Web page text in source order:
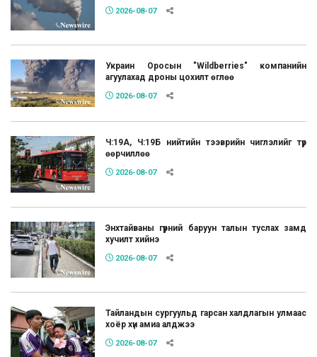
2026-08-07
Украин Оросын "Wildberries" компанийн
агуулахад дроны цохилт өглөө
2026-08-07
Ч:19А, Ч:19Б нийтийн тээврийн чиглэлийг түр
өөрчиллөө
2026-08-07
Энхтайваны гүүрний баруун талын туслах замд
хучилт хийнэ
2026-08-07
Тайландын сургуульд гарсан халдлагын улмаас
хоёр хүн амиа алджээ
2026-08-07